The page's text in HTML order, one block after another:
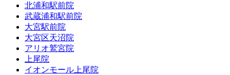
北浦和駅前院
武蔵浦和駅前院
大宮駅前院
大宮区天沼院
アリオ鷲宮院
上尾院
イオンモール上尾院